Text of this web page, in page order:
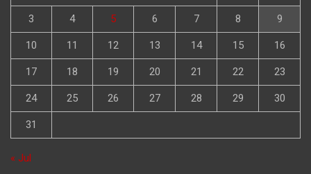
3 4 5 6 7 8 9
10 11 12 13 14 15 16
17 18 19 20 21 22 23
24 25 26 27 28 29 30
31
« Jul